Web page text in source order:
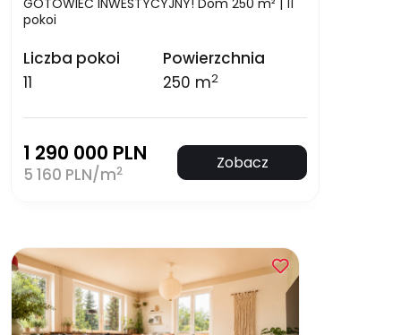
GOTOWIEC INWESTYCYJNY! Dom 250 m² | 11
pokoi
Liczba pokoi
11
Powierzchnia
250 m2
1 290 000 PLN
5 160 PLN/m2 Zobacz